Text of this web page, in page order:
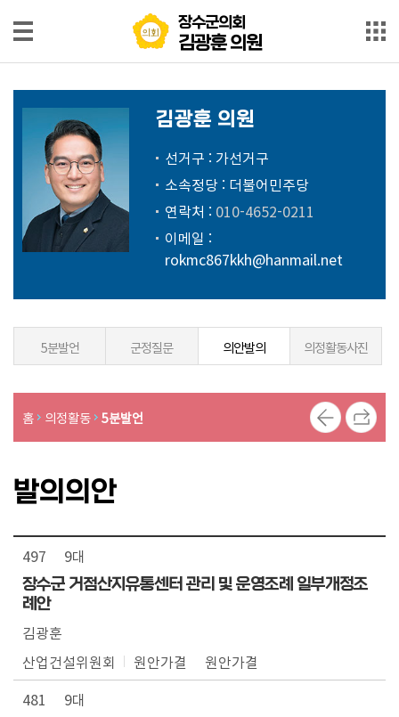
본문으로 바로가기
메인메뉴 바로가기
김광훈 의원
인
사
발
언
상
언
회
의
록
의
정
동
장수군의회
김광훈 의원
김광훈 의원
선거구 : 가선거구
소속정당 : 더불어민주당
연락처 : 010-4652-0211
이메일 :
rokmc867kkh@hanmail.net
5분발언 군정질문 의안발의 의정활동사진
홈 의정활동 5분발언
발의의안
497 9대
장수군 거점산지유통센터 관리 및 운영조례 일부개정조
례안
김광훈
산업건설위원회
원안가결
원안가결
481
9대